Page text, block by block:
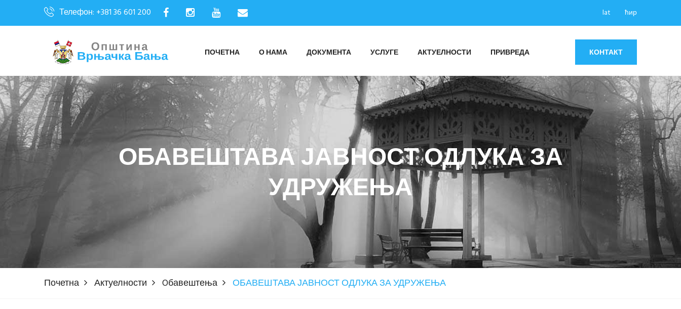
Телефон: +381 36 601 200 lat ћир
ПОЧЕТНА О НАМА ДОКУМЕНТА УСЛУГЕ АКТУЕЛНОСТИ ПРИВРЕДА КОНТАКТ
ОБАВЕШТАВА ЈАВНОСТ ОДЛУКА ЗА
УДРУЖЕЊА
Почетна Актуелности Oбавештења ОБАВЕШТАВА ЈАВНОСТ ОДЛУКА ЗА УДРУЖЕЊА